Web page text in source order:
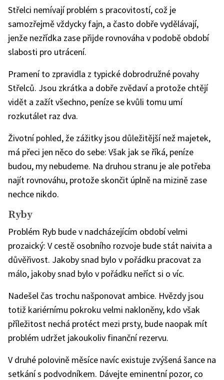
Střelci nemívají problém s pracovitostí, což je
samozřejmě vždycky fajn, a často dobře vydělávají,
jenže nezřídka zase přijde rovnováha v podobě období
slabosti pro utrácení.
Pramení to zpravidla z typické dobrodružné povahy
Střelců. Jsou zkrátka a dobře zvědaví a protože chtějí
vidět a zažít všechno, peníze se kvůli tomu umí
rozkutálet raz dva.
Životní pohled, že zážitky jsou důležitější než majetek,
má přeci jen něco do sebe: Však jak se říká, peníze
budou, my nebudeme. Na druhou stranu je ale potřeba
najít rovnováhu, protože skončit úplně na mizině zase
nechce nikdo.
Ryby
Problém Ryb bude v nadcházejícím období velmi
prozaický: V cestě osobního rozvoje bude stát naivita a
důvěřivost. Jakoby snad bylo v pořádku pracovat za
málo, jakoby snad bylo v pořádku neříct si o víc.
Nadešel čas trochu našponovat ambice. Hvězdy jsou
totiž kariérnímu pokroku velmi nakloněny, kdo však
příležitost nechá protéct mezi prsty, bude naopak mít
problém udržet jakoukoliv finanční rezervu.
V druhé polovině měsíce navíc existuje zvýšená šance na
setkání s podvodníkem. Dávejte eminentní pozor, co